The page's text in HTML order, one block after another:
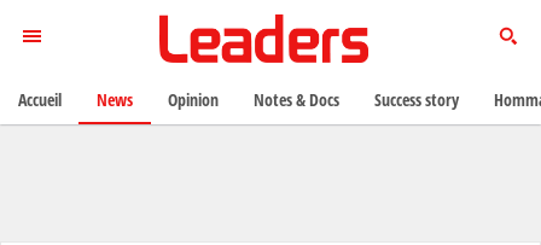
Accueil News Opinion Notes & Docs Success story